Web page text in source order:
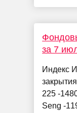
за 7
Индекс
225 -
Seng -